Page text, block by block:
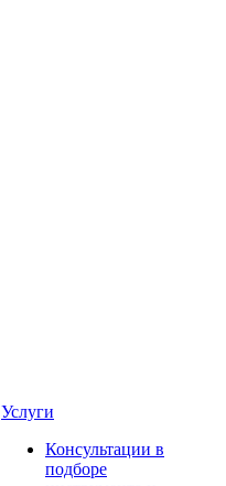
Услуги
Консультации в
подборе